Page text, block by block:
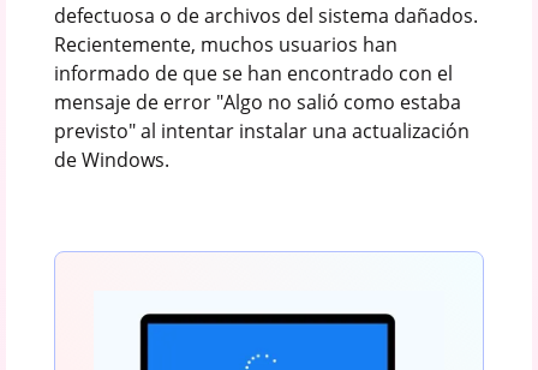
defectuosa o de archivos del sistema dañados.
Recientemente, muchos usuarios han
informado de que se han encontrado con el
mensaje de error "Algo no salió como estaba
previsto" al intentar instalar una actualización
de Windows.